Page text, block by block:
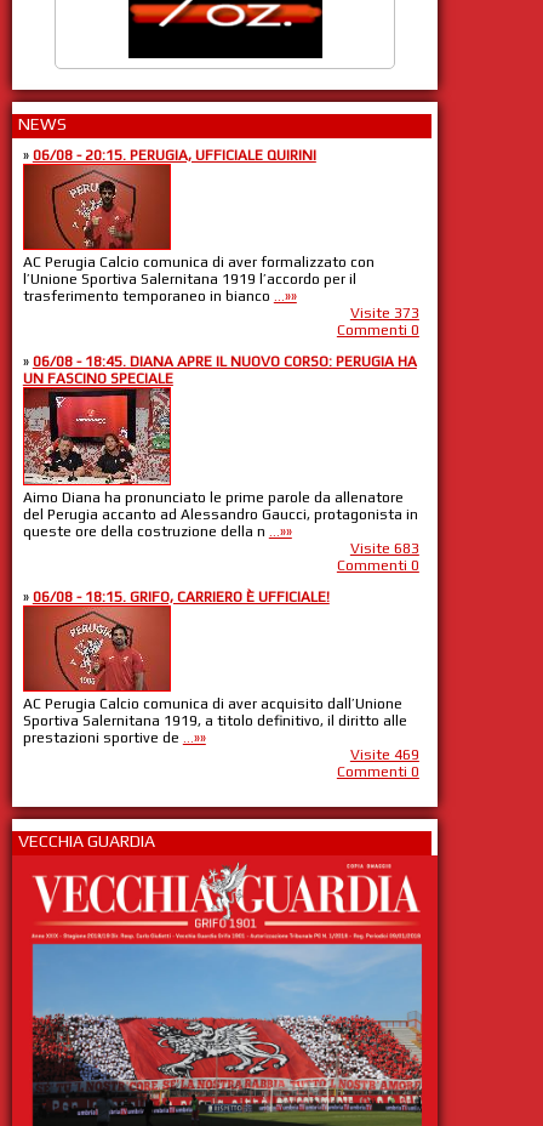
NEWS
» 06/08 - 20:15. PERUGIA, UFFICIALE QUIRINI
AC Perugia Calcio comunica di aver formalizzato con
l’Unione Sportiva Salernitana 1919 l’accordo per il
trasferimento temporaneo in bianco ...»»
Visite 373
Commenti 0
» 06/08 - 18:45. DIANA APRE IL NUOVO CORSO: PERUGIA HA
UN FASCINO SPECIALE
Aimo Diana ha pronunciato le prime parole da allenatore
del Perugia accanto ad Alessandro Gaucci, protagonista in
queste ore della costruzione della n ...»»
Visite 683
Commenti 0
» 06/08 - 18:15. GRIFO, CARRIERO È UFFICIALE!
AC Perugia Calcio comunica di aver acquisito dall’Unione
Sportiva Salernitana 1919, a titolo definitivo, il diritto alle
prestazioni sportive de ...»»
Visite 469
Commenti 0
VECCHIA GUARDIA